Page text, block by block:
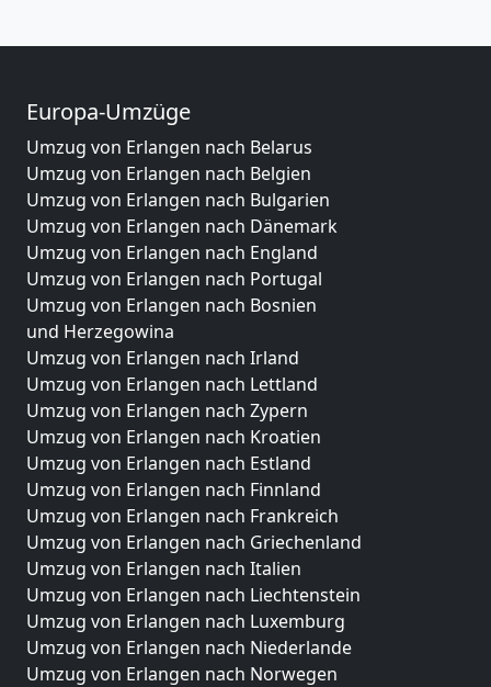
Europa-Umzüge
Umzug von Erlangen nach Belarus
Umzug von Erlangen nach Belgien
Umzug von Erlangen nach Bulgarien
Umzug von Erlangen nach Dänemark
Umzug von Erlangen nach England
Umzug von Erlangen nach Portugal
Umzug von Erlangen nach Bosnien
und Herzegowina
Umzug von Erlangen nach Irland
Umzug von Erlangen nach Lettland
Umzug von Erlangen nach Zypern
Umzug von Erlangen nach Kroatien
Umzug von Erlangen nach Estland
Umzug von Erlangen nach Finnland
Umzug von Erlangen nach Frankreich
Umzug von Erlangen nach Griechenland
Umzug von Erlangen nach Italien
Umzug von Erlangen nach Liechtenstein
Umzug von Erlangen nach Luxemburg
Umzug von Erlangen nach Niederlande
Umzug von Erlangen nach Norwegen